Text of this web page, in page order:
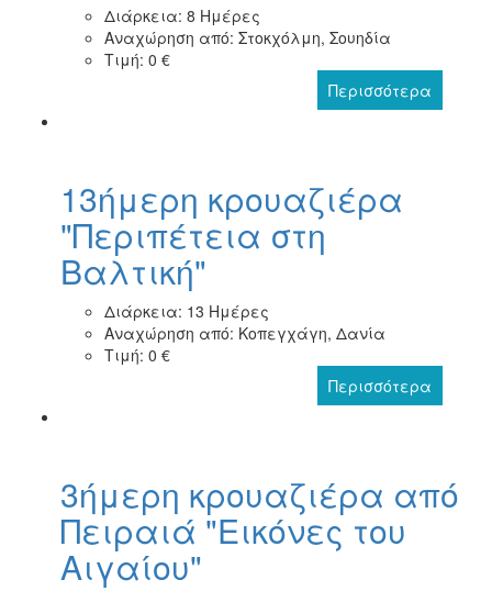
Διάρκεια: 8 Ημέρες
Αναχώρηση από: Στοκχόλμη, Σουηδία
Τιμή: 0 €
Περισσότερα
13ήμερη κρουαζιέρα
"Περιπέτεια στη
Βαλτική"
Διάρκεια: 13 Ημέρες
Αναχώρηση από: Κοπεγχάγη, Δανία
Τιμή: 0 €
Περισσότερα
3ήμερη κρουαζιέρα από
Πειραιά "Εικόνες του
Αιγαίου"